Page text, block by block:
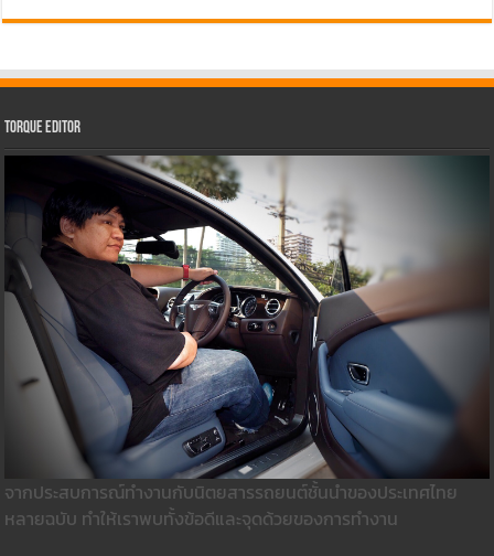
Torque Editor
จากประสบการณ์ทำงานกับนิตยสารรถยนต์ชั้นนำของประเทศไทย
หลายฉบับ ทำให้เราพบทั้งข้อดีและจุดด้วยของการทำงาน